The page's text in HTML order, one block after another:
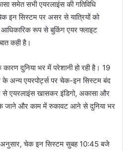
समेत सभी एयरलाइंस की गतिविधि
इन सिस्टम पर असर से यात्रियों को
आधिकारिक रूप से बुकिंग एयर फ्लाइट
कही है।
दुनिया भर में परेशानी हो रही है। 19
अन्य एयरपोर्ट्स पर चेक-इन सिस्टम बंद
एयरलाइंस खासकर इंडिगो, अकासा और
जाने और काम में रुकावट आने से दुनिया भर
अनुसार, चेक इन सिस्टम सुबह 10:45 बजे